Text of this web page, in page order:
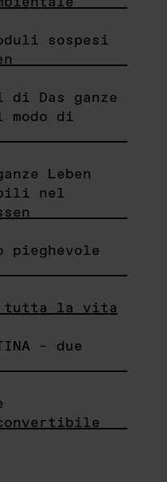
sospesi
Das ganze
modo di
Leben
nel
pieghevole
tutta la vita
– due